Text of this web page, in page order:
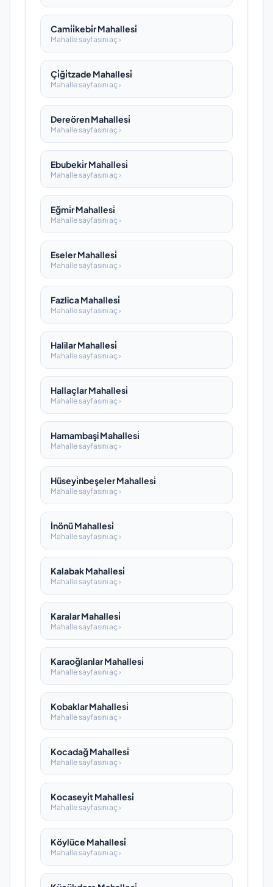
Cami̇i̇kebi̇r Mahallesi̇
Mahalle sayfasını aç ›
Çi̇ği̇tzade Mahallesi̇
Mahalle sayfasını aç ›
Dereören Mahallesi̇
Mahalle sayfasını aç ›
Ebubeki̇r Mahallesi̇
Mahalle sayfasını aç ›
Eğmi̇r Mahallesi̇
Mahalle sayfasını aç ›
Eseler Mahallesi̇
Mahalle sayfasını aç ›
Fazlica Mahallesi̇
Mahalle sayfasını aç ›
Halilar Mahallesi̇
Mahalle sayfasını aç ›
Hallaçlar Mahallesi̇
Mahalle sayfasını aç ›
Hamambaşi Mahallesi̇
Mahalle sayfasını aç ›
Hüseyi̇nbeşeler Mahallesi̇
Mahalle sayfasını aç ›
İnönü Mahallesi̇
Mahalle sayfasını aç ›
Kalabak Mahallesi̇
Mahalle sayfasını aç ›
Karalar Mahallesi̇
Mahalle sayfasını aç ›
Karaoğlanlar Mahallesi̇
Mahalle sayfasını aç ›
Kobaklar Mahallesi̇
Mahalle sayfasını aç ›
Kocadağ Mahallesi̇
Mahalle sayfasını aç ›
Kocaseyi̇t Mahallesi̇
Mahalle sayfasını aç ›
Köylüce Mahallesi̇
Mahalle sayfasını aç ›